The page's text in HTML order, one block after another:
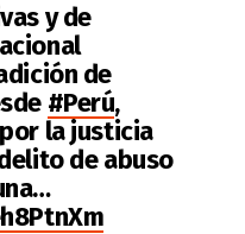
y de
de
#Perú,
la justicia
de abuso